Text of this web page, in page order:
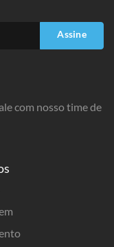
Assine
com nosso time de